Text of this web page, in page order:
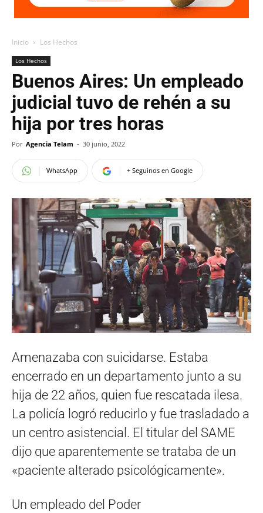
Inicio Los Hechos
Los Hechos
Buenos Aires: Un empleado
judicial tuvo de rehén a su
hija por tres horas
Por Agencia Telam - 30 junio, 2022
WhatsApp + Seguinos en Google
Amenazaba con suicidarse. Estaba
encerrado en un departamento junto a su
hija de 22 años, quien fue rescatada ilesa.
La policía logró reducirlo y fue trasladado a
un centro asistencial. El titular del SAME
dijo que aparentemente se trataba de un
«paciente alterado psicológicamente».
Un empleado del Poder